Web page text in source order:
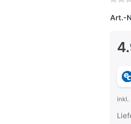
Art.-
inkl.